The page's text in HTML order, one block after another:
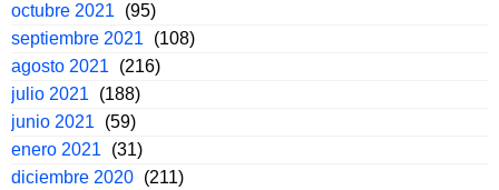
octubre 2021
(95)
septiembre 2021
(108)
agosto 2021
(216)
julio 2021
(188)
junio 2021
(59)
enero 2021
(31)
diciembre 2020 (211)